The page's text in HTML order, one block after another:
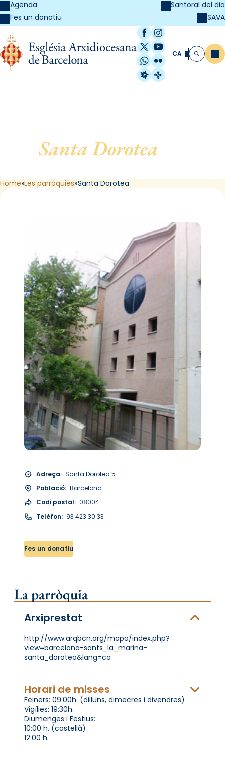
Agenda
Fes un donatiu
Santoral del dia
SAVA
Facebook
Instagram
X / Twitter
YouTube
WhatsApp
Flickr
Radio Estel
Catalunya
CA Cerca
Santa Dorotea
Home Les parròquies Santa Dorotea
Adreça: Santa Dorotea 5
Població: Barcelona
Codi postal: 08004
Telèfon: 93 423 30 33
Fes un donatiu
La parròquia
Arxiprestat
http://www.arqbcn.org/mapa/index.php?
view=barcelona-sants_la_marina-
santa_dorotea&lang=ca
Horari de misses
Feiners: 09:00h. (dilluns, dimecres i divendres)
Vigílies: 19:30h.
Diumenges i Festius:
10:00 h. (castellà)
12:00 h.